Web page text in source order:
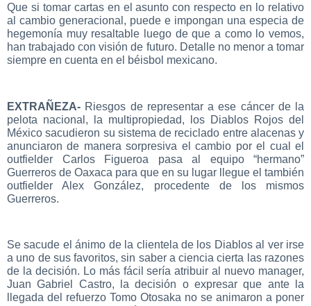
Que si tomar cartas en el asunto con respecto en lo relativo
al cambio generacional, puede e impongan una especia de
hegemonía muy resaltable luego de que a como lo vemos,
han trabajado con visión de futuro. Detalle no menor a tomar
siempre en cuenta en el béisbol mexicano.
EXTRAÑEZA- Riesgos de representar a ese cáncer de la
pelota nacional, la multipropiedad, los Diablos Rojos del
México sacudieron su sistema de reciclado entre alacenas y
anunciaron de manera sorpresiva el cambio por el cual el
outfielder Carlos Figueroa pasa al equipo “hermano”
Guerreros de Oaxaca para que en su lugar llegue el también
outfielder Alex González, procedente de los mismos
Guerreros.
Se sacude el ánimo de la clientela de los Diablos al ver irse
a uno de sus favoritos, sin saber a ciencia cierta las razones
de la decisión. Lo más fácil sería atribuir al nuevo manager,
Juan Gabriel Castro, la decisión o expresar que ante la
llegada del refuerzo Tomo Otosaka no se animaron a poner